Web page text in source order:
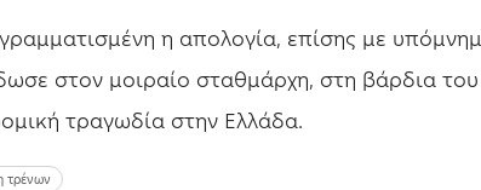
η απολογία, επίσης με
στον μοιραίο σταθμάρχη, στη βάρδια
τραγωδία στην Ελλάδα.
τρένων